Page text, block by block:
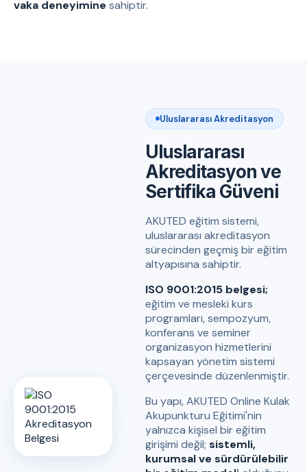
vaka deneyimine sahiptir.
Uluslararası Akreditasyon
Uluslararası
Akreditasyon ve
Sertifika Güveni
AKUTED eğitim sistemi,
uluslararası akreditasyon
sürecinden geçmiş bir eğitim
altyapısına sahiptir.
ISO 9001:2015 belgesi;
eğitim ve mesleki kurs
programları, sempozyum,
konferans ve seminer
organizasyon hizmetlerini
kapsayan yönetim sistemi
çerçevesinde düzenlenmiştir.
Bu yapı, AKUTED Online Kulak
Akupunkturu Eğitimi'nin
yalnızca kişisel bir eğitim
girişimi değil; sistemli,
kurumsal ve sürdürülebilir